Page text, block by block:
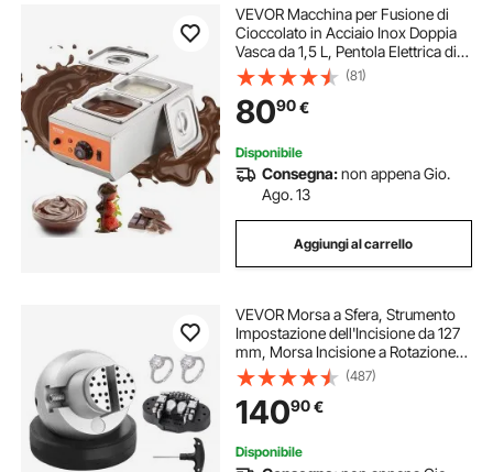
VEVOR Macchina per Fusione di
Cioccolato in Acciaio Inox Doppia
Vasca da 1,5 L, Pentola Elettrica di
Fusione del Cioccolato 800W Uso
Commerciale per Hotel Albergo,
Bagnomaria per Cioccolato 30℃ -
85℃
(81)
8090€
Disponibile
Consegna:non appena Gio.
Ago. 13
Aggiungi al carrello
VEVOR Morsa a Sfera, Strumento
Impostazione dell'Incisione da 127
mm, Morsa Incisione a Rotazione
360°, Blocco Standard da 69 Pz,
Strumenti di Blocco d'Incisione dei
Gioielli per Lavorazione dei Gioielli
(487)
14090€
Disponibile